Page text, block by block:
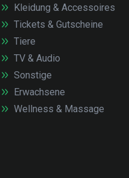
Kleidung & Accessoires
Tickets & Gutscheine
Tiere
TV & Audio
Sonstige
Erwachsene
Wellness & Massage